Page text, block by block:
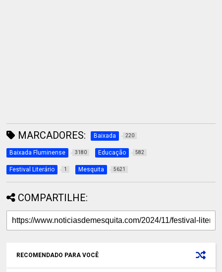
MARCADORES: Baixada 220
Baixada Fluminense 3180 Educação 582
Festival Literário 1 Mesquita 5621
COMPARTILHE:
RECOMENDADO PARA VOCÊ